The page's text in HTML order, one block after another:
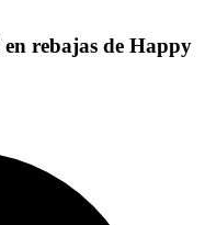
en rebajas de Happy